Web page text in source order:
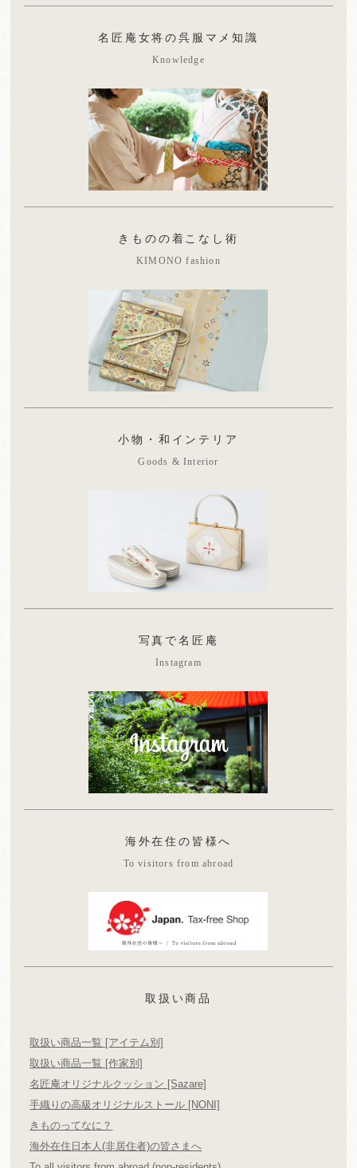
名匠庵女将の呉服マメ知識
Knowledge
きものの着こなし術
KIMONO fashion
小物・和インテリア
Goods & Interior
写真で名匠庵
Instagram
海外在住の皆様へ
To visitors from abroad
取扱い商品
取扱い商品一覧 [アイテム別]
取扱い商品一覧 [作家別]
名匠庵オリジナルクッション [Sazare]
手織りの高級オリジナルストール [NONI]
きものってなに？
海外在住日本人(非居住者)の皆さまへ